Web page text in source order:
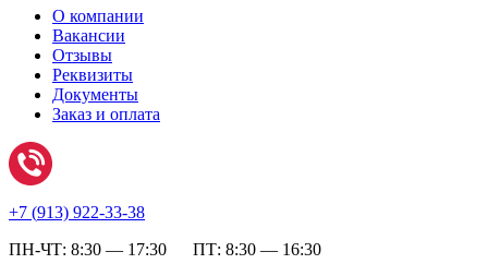
О компании
Вакансии
Отзывы
Реквизиты
Документы
Заказ и оплата
+7 (913) 922-33-38
ПН-ЧТ: 8:30 — 17:30 ПТ: 8:30 — 16:30